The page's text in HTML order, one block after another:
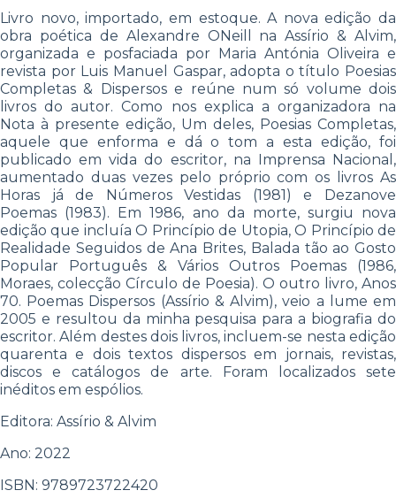
Livro novo, importado, em estoque. A nova edição da
obra poética de Alexandre ONeill na Assírio & Alvim,
organizada e posfaciada por Maria Antónia Oliveira e
revista por Luis Manuel Gaspar, adopta o título Poesias
Completas & Dispersos e reúne num só volume dois
livros do autor. Como nos explica a organizadora na
Nota à presente edição, Um deles, Poesias Completas,
aquele que enforma e dá o tom a esta edição, foi
publicado em vida do escritor, na Imprensa Nacional,
aumentado duas vezes pelo próprio com os livros As
Horas já de Números Vestidas (1981) e Dezanove
Poemas (1983). Em 1986, ano da morte, surgiu nova
edição que incluía O Princípio de Utopia, O Princípio de
Realidade Seguidos de Ana Brites, Balada tão ao Gosto
Popular Português & Vários Outros Poemas (1986,
Moraes, colecção Círculo de Poesia). O outro livro, Anos
70. Poemas Dispersos (Assírio & Alvim), veio a lume em
2005 e resultou da minha pesquisa para a biografia do
escritor. Além destes dois livros, incluem-se nesta edição
quarenta e dois textos dispersos em jornais, revistas,
discos e catálogos de arte. Foram localizados sete
inéditos em espólios.
Editora: Assírio & Alvim
Ano: 2022
ISBN: 9789723722420